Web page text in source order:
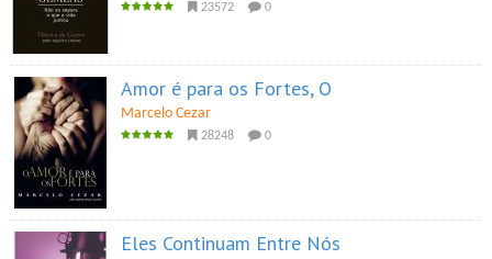
23572 0
Amor é para os Fortes, O
Marcelo Cezar
28248 0
Eles Continuam Entre Nós